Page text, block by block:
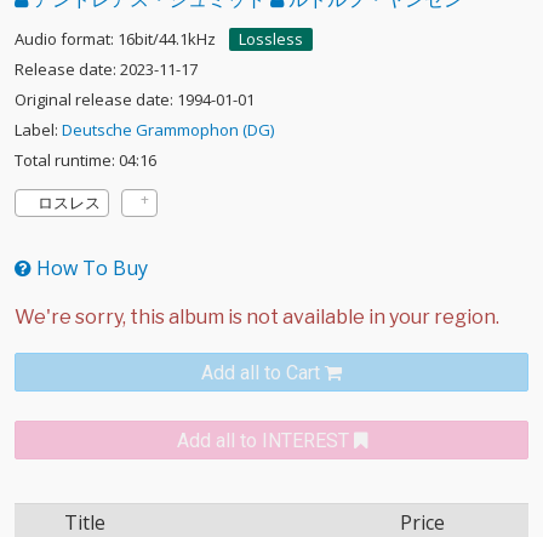
Audio format: 16bit/44.1kHz
Lossless
Release date: 2023-11-17
Original release date: 1994-01-01
Label: Deutsche Grammophon (DG)
Total runtime: 04:16
ロスレス
How To Buy
Add all to Cart
Add all to INTEREST
Title Price